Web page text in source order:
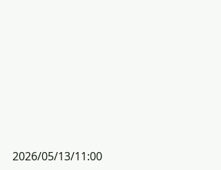
2026/05/13/11:00